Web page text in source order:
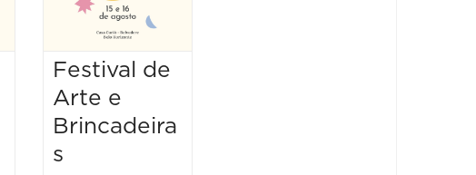
Festival de
Arte e
Brincadeira
s